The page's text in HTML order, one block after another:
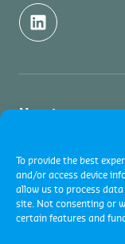
To provide the best
and/or access device
allow us to process
site. Not consenting or
certain features and
Nosotros
Nosotros
Contacto
Academy y
Inspecciones
Acerca de
Servicios de
Certificaciones